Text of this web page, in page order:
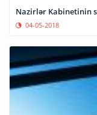
Nazirlər Kabinetinin
04-05-2018